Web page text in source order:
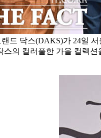
드 닥스(DAKS)가 24일
스의 컬러풀한 가을 컬렉